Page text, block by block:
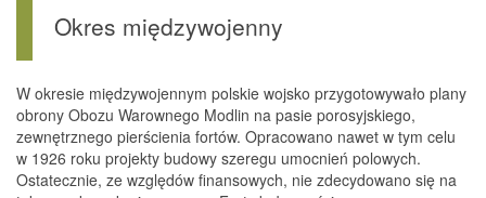
Okres międzywojenny
W okresie międzywojennym polskie wojsko przygotowywało plany
obrony Obozu Warownego Modlin na pasie porosyjskiego,
zewnętrznego pierścienia fortów. Opracowano nawet w tym celu
w 1926 roku projekty budowy szeregu umocnień polowych.
Ostatecznie, ze względów finansowych, nie zdecydowano się na